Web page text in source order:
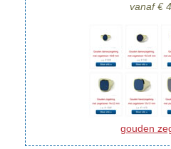
vanaf €
gouden